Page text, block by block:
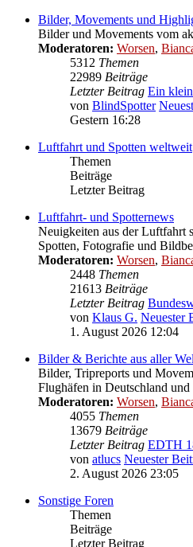
Bilder, Movements und
Bilder und Movements vom
Moderatoren: Worsen,
5312 Themen
22989 Beiträge
Letzter Beitrag Ein
von BlindSpotter
Gestern 16:28
Luftfahrt und Spotten weltweit
Themen
Beiträge
Letzter Beitrag
Luftfahrt- und Spotternews
Neuigkeiten aus der Luftfahrt
Spotten, Fotografie und
Moderatoren: Worsen,
2448 Themen
21613 Beiträge
Letzter Beitrag
von Klaus G. Neuester
1. August 2026 12:04
Bilder & Berichte aus aller
Bilder, Tripreports und
Flughäfen in Deutschland
Moderatoren: Worsen,
4055 Themen
13679 Beiträge
Letzter Beitrag EDTH
von atlucs Neuester
2. August 2026 23:05
Sonstige Foren
Themen
Beiträge
Letzter Beitrag